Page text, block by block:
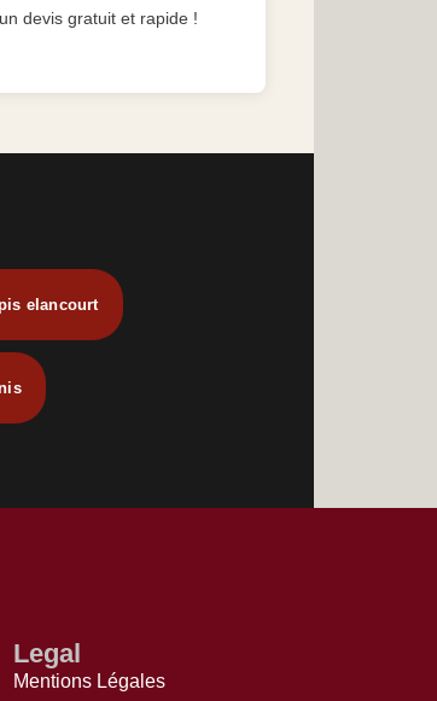
devis gratuit et rapide !
elancourt
Legal
Mentions Légales